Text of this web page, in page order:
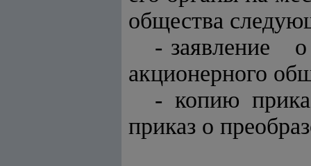
общества
- заявление
акционерного
- копию
приказ о